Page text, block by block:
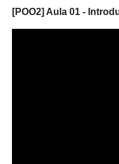
[POO2] Aula 01 -